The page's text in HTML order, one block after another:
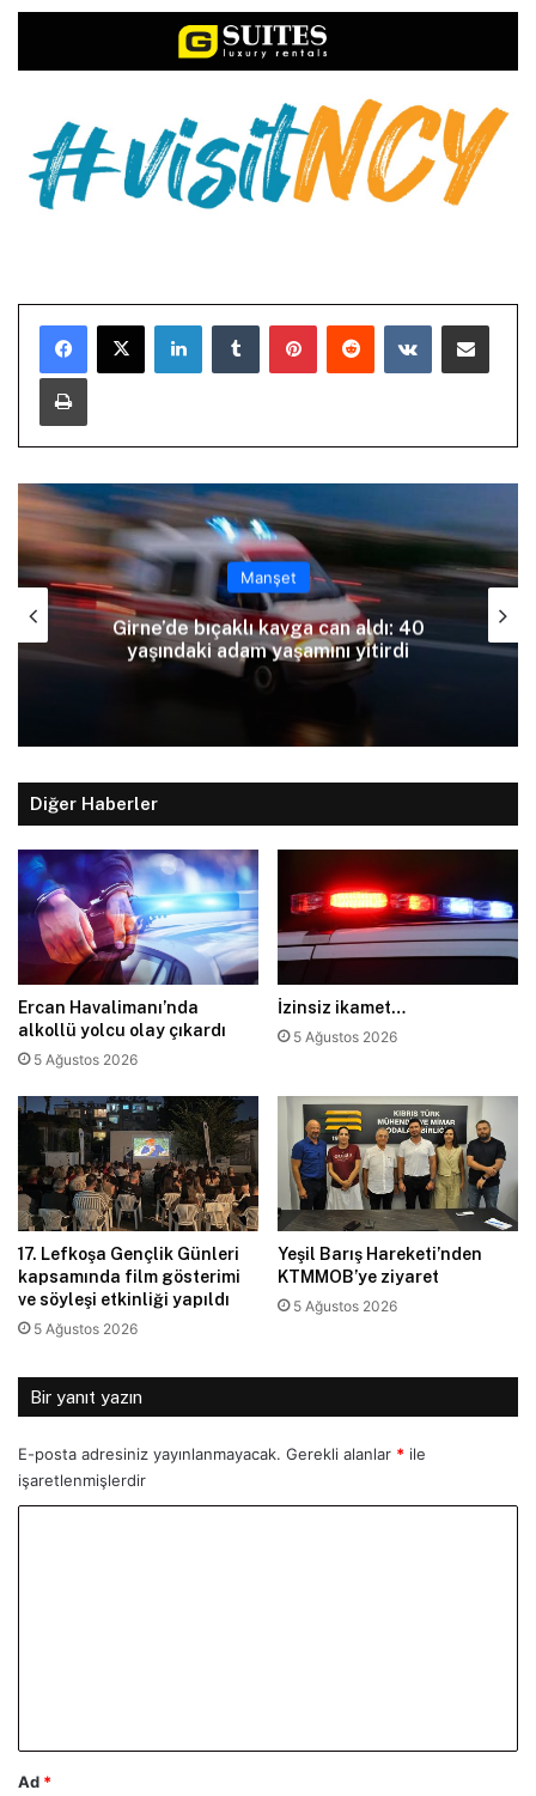
LinkedInTumblr PinterestReddit VKontakteE-Posta ile paylaş
Yazdır
Manşet
Girne’de bıçaklı kavga can aldı: 40
yaşındaki adam yaşamını yitirdi
Diğer Haberler
Ercan Havalimanı’nda
alkollü yolcu olay çıkardı
5 Ağustos 2026
İzinsiz ikamet…
5 Ağustos 2026
17. Lefkoşa Gençlik Günleri
kapsamında film gösterimi
ve söyleşi etkinliği yapıldı
5 Ağustos 2026
Yeşil Barış Hareketi’nden
KTMMOB’ye ziyaret
5 Ağustos 2026
Bir yanıt yazın
E-posta adresiniz yayınlanmayacak. Gerekli alanlar * ile
işaretlenmişlerdir
Ad *